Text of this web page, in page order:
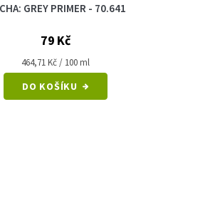
GREY PRIMER - 70.641
79 Kč
Měrná
cena:
464,71 Kč / 100 ml
DO KOŠÍKU